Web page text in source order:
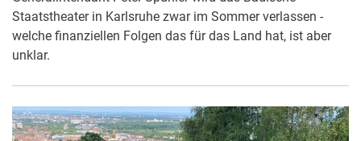
Staatstheater in Karlsruhe zwar im Sommer verlassen -
welche finanziellen Folgen das für das Land hat, ist aber
unklar.